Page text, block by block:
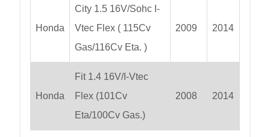
Honda
City 1.5 16V/Sohc I-
Vtec Flex ( 115Cv
Gas/116Cv Eta. )
2009 2014
Honda
Fit 1.4 16V/I-Vtec
Flex (101Cv
Eta/100Cv Gas.)
2008 2014